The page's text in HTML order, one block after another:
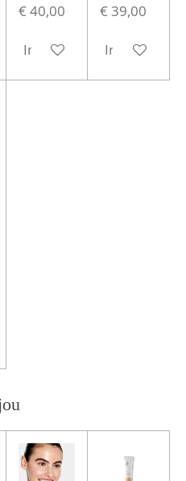
€ 40,00
In winkelwagen
€ 39,00
In